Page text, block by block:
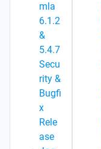
mla
6.1.2
&
5.4.7
Secu
rity &
Bugfi
x
Rele
ase